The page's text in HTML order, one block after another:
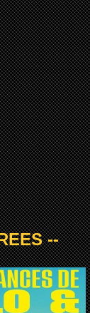
--